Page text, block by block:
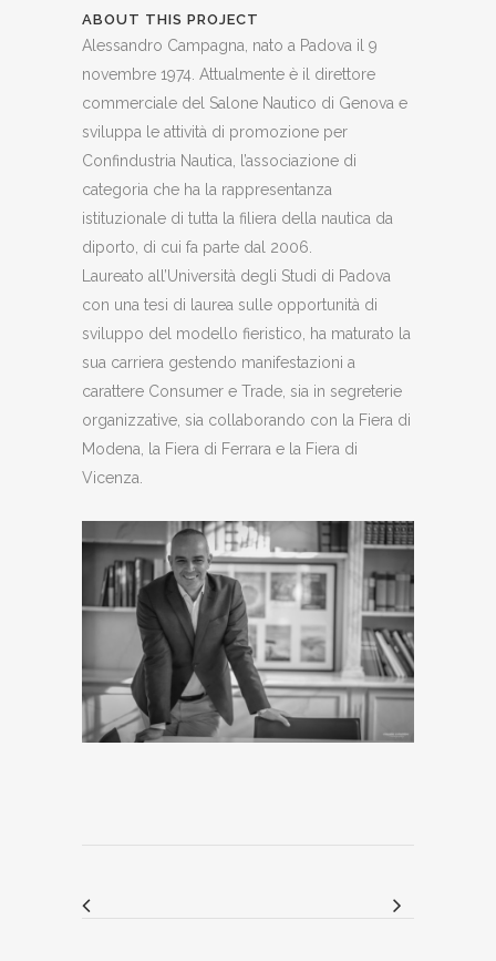
ABOUT THIS PROJECT
Alessandro Campagna, nato a Padova il 9
novembre 1974. Attualmente è il direttore
commerciale del Salone Nautico di Genova e
sviluppa le attività di promozione per
Confindustria Nautica, l’associazione di
categoria che ha la rappresentanza
istituzionale di tutta la filiera della nautica da
diporto, di cui fa parte dal 2006.
Laureato all’Università degli Studi di Padova
con una tesi di laurea sulle opportunità di
sviluppo del modello fieristico, ha maturato la
sua carriera gestendo manifestazioni a
carattere Consumer e Trade, sia in segreterie
organizzative, sia collaborando con la Fiera di
Modena, la Fiera di Ferrara e la Fiera di
Vicenza.